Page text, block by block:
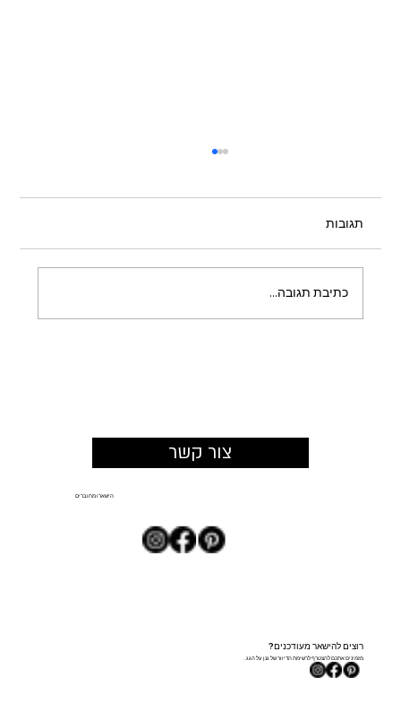
תגובות
כתיבת תגובה...
צור קשר
הישארו מחוברים
מזמינים אתכם להצטרף לרשימת הדיוור של גנן על הגג.
רוצים להישאר מעודכנים?